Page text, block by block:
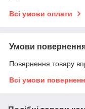
Всі умови оплати
Умови
Повернення товару
Всі умови